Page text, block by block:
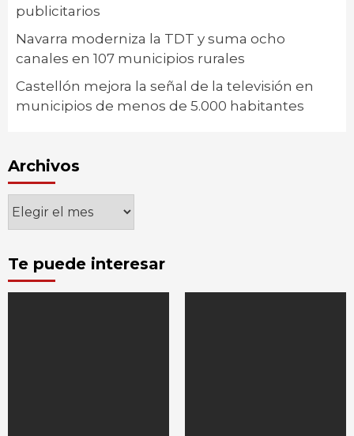
publicitarios
Navarra moderniza la TDT y suma ocho
canales en 107 municipios rurales
Castellón mejora la señal de la televisión en
municipios de menos de 5.000 habitantes
Archivos
Archivos
Te puede interesar